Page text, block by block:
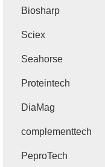
Biosharp
Sciex
Seahorse
Proteintech
DiaMag
complementtech
PeproTech